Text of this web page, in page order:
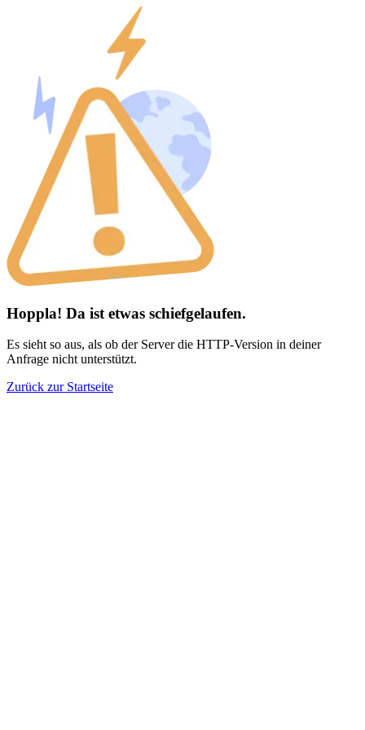
Hoppla! Da ist etwas schiefgelaufen.
Es sieht so aus, als ob der Server die HTTP-Version in deiner
Anfrage nicht unterstützt.
Zurück zur Startseite